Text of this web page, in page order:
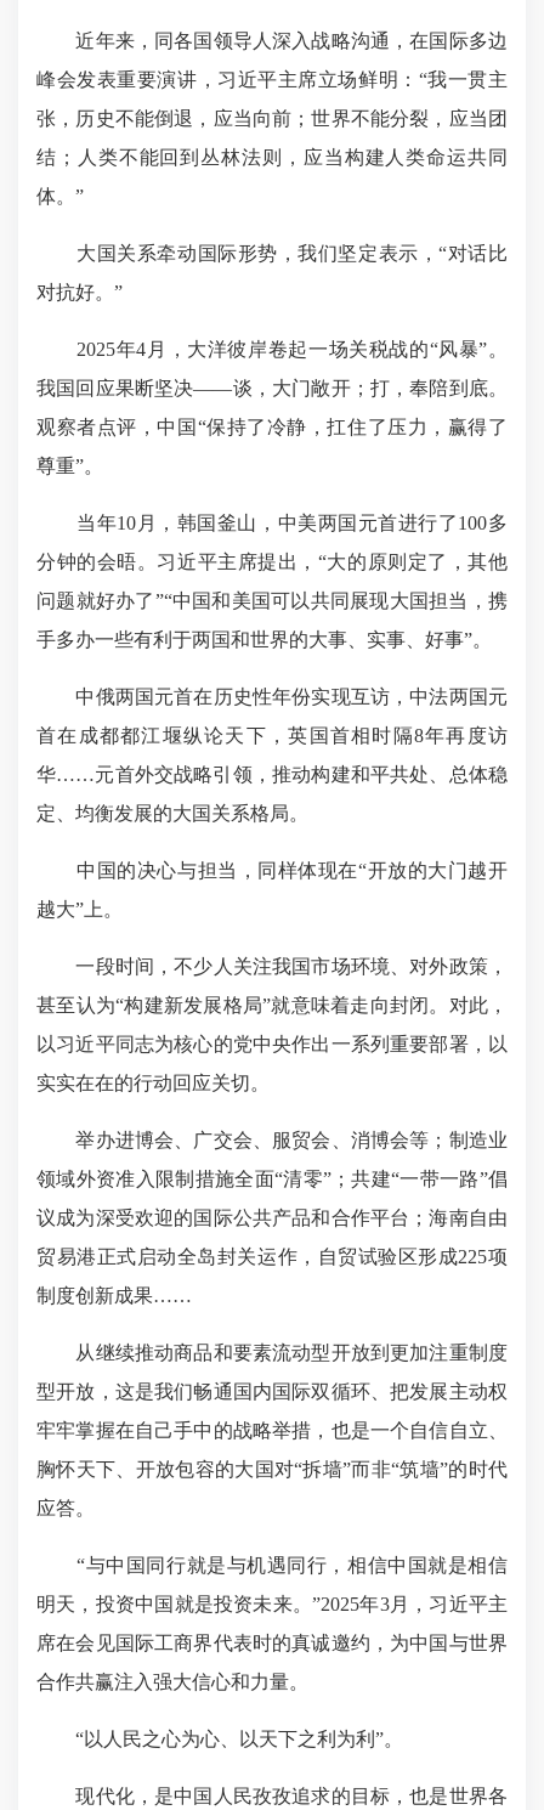
近年来，同各国领导人深入战略沟通，在国际多边
峰会发表重要演讲，习近平主席立场鲜明：“我一贯主
张，历史不能倒退，应当向前；世界不能分裂，应当团
结；人类不能回到丛林法则，应当构建人类命运共同
体。”
大国关系牵动国际形势，我们坚定表示，“对话比
对抗好。”
2025年4月，大洋彼岸卷起一场关税战的“风暴”。
我国回应果断坚决——谈，大门敞开；打，奉陪到底。
观察者点评，中国“保持了冷静，扛住了压力，赢得了
尊重”。
当年10月， 韩国釜山 ，中美两国元首进行了100多
分钟的会晤。习近平主席提出，“大的原则定了，其他
问题就好办了”“中国和美国可以共同展现大国担当，携
手多办一些有利于两国和世界的大事、实事、好事”。
中俄两国元首在历史性年份实现互访，中法两国元
首在成都都江堰纵论天下，英国首相时隔8年再度访
华……元首外交战略引领，推动构建和平共处、总体稳
定、均衡发展的大国关系格局。
中国的决心与担当，同样体现在“开放的大门越开
越大”上。
一段时间，不少人关注我国市场环境、对外政策，
甚至认为“构建新发展格局”就意味着走向封闭。对此，
以习近平同志为核心的党中央作出一系列重要部署，以
实实在在的行动回应关切 。
举办进博会、广交会、服贸会、消博会等；制造业
领域外资准入限制措施全面“清零”；共建“一带一路”倡
议成为深受欢迎的国际公共产品和合作平台；海南自由
贸易港正式启动全岛封关运作，自贸试验区形成225项
制度创新成果……
从继续推动商品和要素流动型开放到更加注重制度
型开放，这是我们畅通国内国际双循环、把发展主动权
牢牢掌握在自己手中的战略举措，也是一个自信自立、
胸怀天下、开放包容的大国对“拆墙”而非“筑墙”的时代
应答。
“与中国同行就是与机遇同行，相信中国就是相信
明天，投资中国就是投资未来。”2025年3月，习近平主
席在会见国际工商界代表时的真诚邀约，为中国与世界
合作共赢注入强大信心和力量。
“以人民之心为心、以天下之利为利”。
现代化，是中国人民孜孜追求的目标，也是世界各